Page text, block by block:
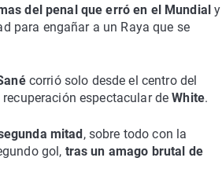
del penal que erró en el Mundial y
para engañar a un Raya que se
corrió solo desde el centro del
espectacular deWhite.
mitad , sobre todo con la
gol, tras un amago brutal de